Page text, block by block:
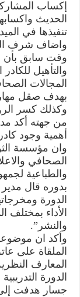
إكساب
الحديث
تنفيذها في
واضاف شرف
والتأهيل
المجالات
بهدف صقل
وكذلك كسر
من جهته أكد
أهمية وجود
وان مؤسسة
الصحافي
والطباعية
بدوره قال
الدورة
الأداء بمختلف
والنشر”.
وأكد ان
الملقاة على
المعارف
الدورة
جسار هدفت